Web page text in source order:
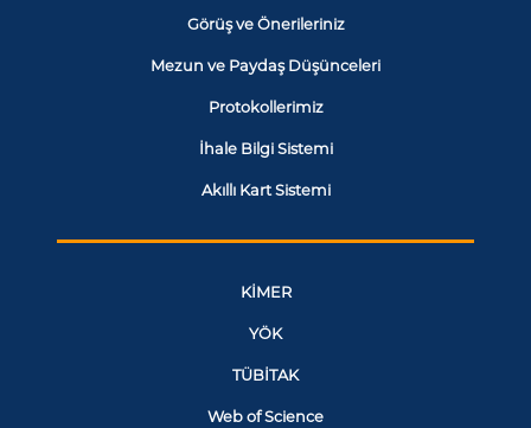
Görüş ve Önerileriniz
Mezun ve Paydaş Düşünceleri
Protokollerimiz
İhale Bilgi Sistemi
Akıllı Kart Sistemi
KİMER
YÖK
TÜBİTAK
Web of Science